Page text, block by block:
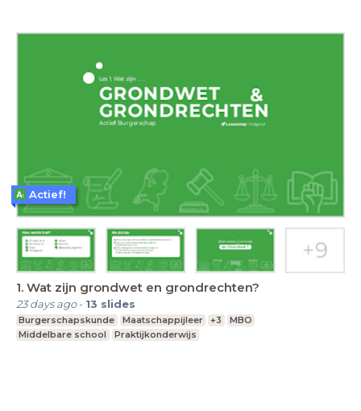
1. Wat zijn grondwet en grondrechten?
23 days ago- 13 slides
Burgerschapskunde Maatschappijleer +3
MBO
Middelbare school
Praktijkonderwijs
Actief!